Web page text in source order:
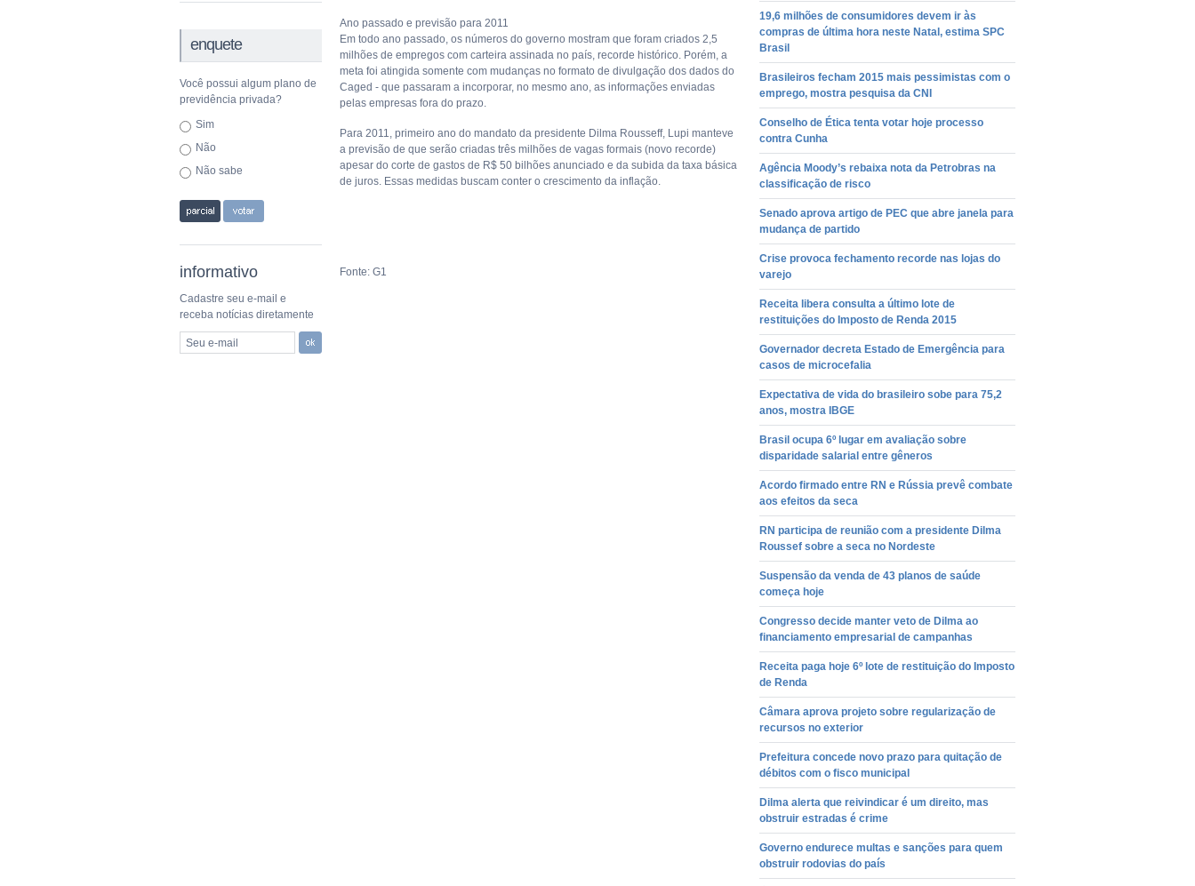
enquete
Você possui algum plano de
previdência privada?
Sim
Não
Não sabe
informativo
Cadastre seu e-mail e
receba notícias diretamente
Seu e-mail
19,6 milhões de consumidores devem ir às
compras de última hora neste Natal, estima SPC
Brasil
Brasileiros fecham 2015 mais pessimistas com o
emprego, mostra pesquisa da CNI
Conselho de Ética tenta votar hoje processo
contra Cunha
Agência Moody’s rebaixa nota da Petrobras na
classificação de risco
Senado aprova artigo de PEC que abre janela para
mudança de partido
Crise provoca fechamento recorde nas lojas do
varejo
Receita libera consulta a último lote de
restituições do Imposto de Renda 2015
Governador decreta Estado de Emergência para
casos de microcefalia
Expectativa de vida do brasileiro sobe para 75,2
anos, mostra IBGE
Brasil ocupa 6º lugar em avaliação sobre
disparidade salarial entre gêneros
Acordo firmado entre RN e Rússia prevê combate
aos efeitos da seca
RN participa de reunião com a presidente Dilma
Roussef sobre a seca no Nordeste
Suspensão da venda de 43 planos de saúde
começa hoje
Congresso decide manter veto de Dilma ao
financiamento empresarial de campanhas
Receita paga hoje 6º lote de restituição do Imposto
de Renda
Câmara aprova projeto sobre regularização de
recursos no exterior
Prefeitura concede novo prazo para quitação de
débitos com o fisco municipal
Dilma alerta que reivindicar é um direito, mas
obstruir estradas é crime
Governo endurece multas e sanções para quem
obstruir rodovias do país
Ano passado e previsão para 2011
Em todo ano passado, os números do governo mostram que foram criados 2,5
milhões de empregos com carteira assinada no país, recorde histórico. Porém, a
meta foi atingida somente com mudanças no formato de divulgação dos dados do
Caged - que passaram a incorporar, no mesmo ano, as informações enviadas
pelas empresas fora do prazo.
Para 2011, primeiro ano do mandato da presidente Dilma Rousseff, Lupi manteve
a previsão de que serão criadas três milhões de vagas formais (novo recorde)
apesar do corte de gastos de R$ 50 bilhões anunciado e da subida da taxa básica
de juros. Essas medidas buscam conter o crescimento da inflação.
Fonte: G1